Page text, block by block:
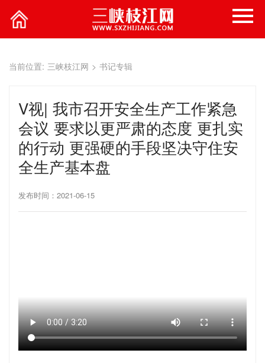
当前位置: 三峡枝江网 > 书记专辑
V视| 我市召开安全生产工作紧急
会议 要求以更严肃的态度 更扎实
的行动 更强硬的手段坚决守住安
全生产基本盘
发布时间：2021-06-15